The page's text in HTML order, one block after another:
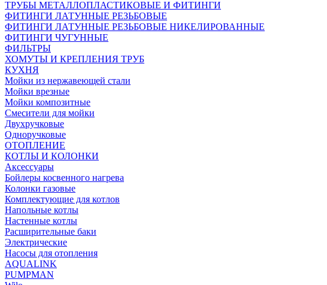
ТРУБЫ МЕТАЛЛОПЛАСТИКОВЫЕ И ФИТИНГИ
ФИТИНГИ ЛАТУННЫЕ РЕЗЬБОВЫЕ
ФИТИНГИ ЛАТУННЫЕ РЕЗЬБОВЫЕ НИКЕЛИРОВАННЫЕ
ФИТИНГИ ЧУГУННЫЕ
ФИЛЬТРЫ
ХОМУТЫ И КРЕПЛЕНИЯ ТРУБ
КУХНЯ
Мойки из нержавеющей стали
Мойки врезные
Мойки композитные
Смесители для мойки
Двухручковые
Одноручковые
ОТОПЛЕНИЕ
КОТЛЫ И КОЛОНКИ
Аксессуары
Бойлеры косвенного нагрева
Колонки газовые
Комплектующие для котлов
Напольные котлы
Настенные котлы
Расширительные баки
Электрические
Насосы для отопления
AQUALINK
PUMPMAN